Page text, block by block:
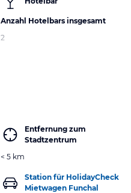
Anzahl Hotelbars insgesamt
2
Entfernung zum
Stadtzentrum
< 5 km
Station für HolidayCheck
Mietwagen Funchal